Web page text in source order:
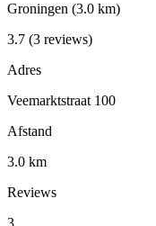
Groningen (3.0 km)
3.7 (3 reviews)
Adres
Veemarktstraat 100
Afstand
3.0 km
Reviews